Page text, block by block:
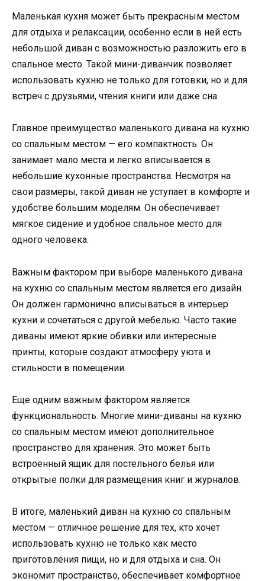
Маленькая кухня может быть прекрасным местом
для отдыха и релаксации, особенно если в ней есть
небольшой диван с возможностью разложить его в
спальное место. Такой мини-диванчик позволяет
использовать кухню не только для готовки, но и для
встреч с друзьями, чтения книги или даже сна.
Главное преимущество маленького дивана на кухню
со спальным местом — его компактность. Он
занимает мало места и легко вписывается в
небольшие кухонные пространства. Несмотря на
свои размеры, такой диван не уступает в комфорте и
удобстве большим моделям. Он обеспечивает
мягкое сидение и удобное спальное место для
одного человека.
Важным фактором при выборе маленького дивана
на кухню со спальным местом является его дизайн.
Он должен гармонично вписываться в интерьер
кухни и сочетаться с другой мебелью. Часто такие
диваны имеют яркие обивки или интересные
принты, которые создают атмосферу уюта и
стильности в помещении.
Еще одним важным фактором является
функциональность. Многие мини-диваны на кухню
со спальным местом имеют дополнительное
пространство для хранения. Это может быть
встроенный ящик для постельного белья или
открытые полки для размещения книг и журналов.
В итоге, маленький диван на кухню со спальным
местом — отличное решение для тех, кто хочет
использовать кухню не только как место
приготовления пищи, но и для отдыха и сна. Он
экономит пространство, обеспечивает комфортное